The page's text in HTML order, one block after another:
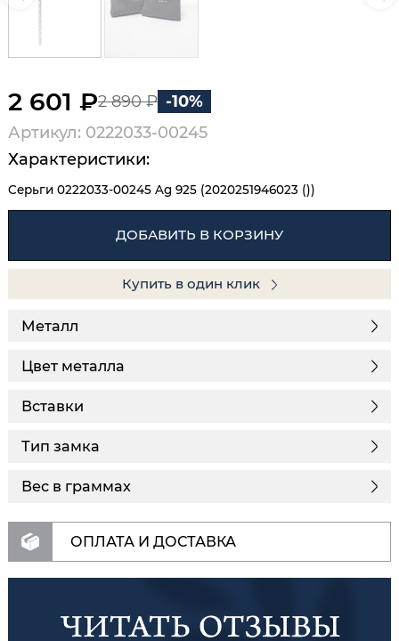
2 601 ₽2 890 ₽ -10%
Артикул: 0222033-00245
Характеристики:
Серьги 0222033-00245 Ag 925 (2020251946023 ())
ДОБАВИТЬ В КОРЗИНУ
Купить в один клик
Металл
Цвет металла
Вставки
Тип замка
Вес в граммах
ОПЛАТА И ДОСТАВКА